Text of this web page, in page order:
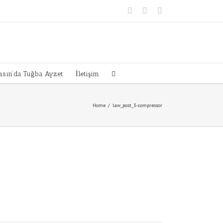
InstagramFacebook
Tuğba Ayzet İletişim
Home / law_post_3-compressor